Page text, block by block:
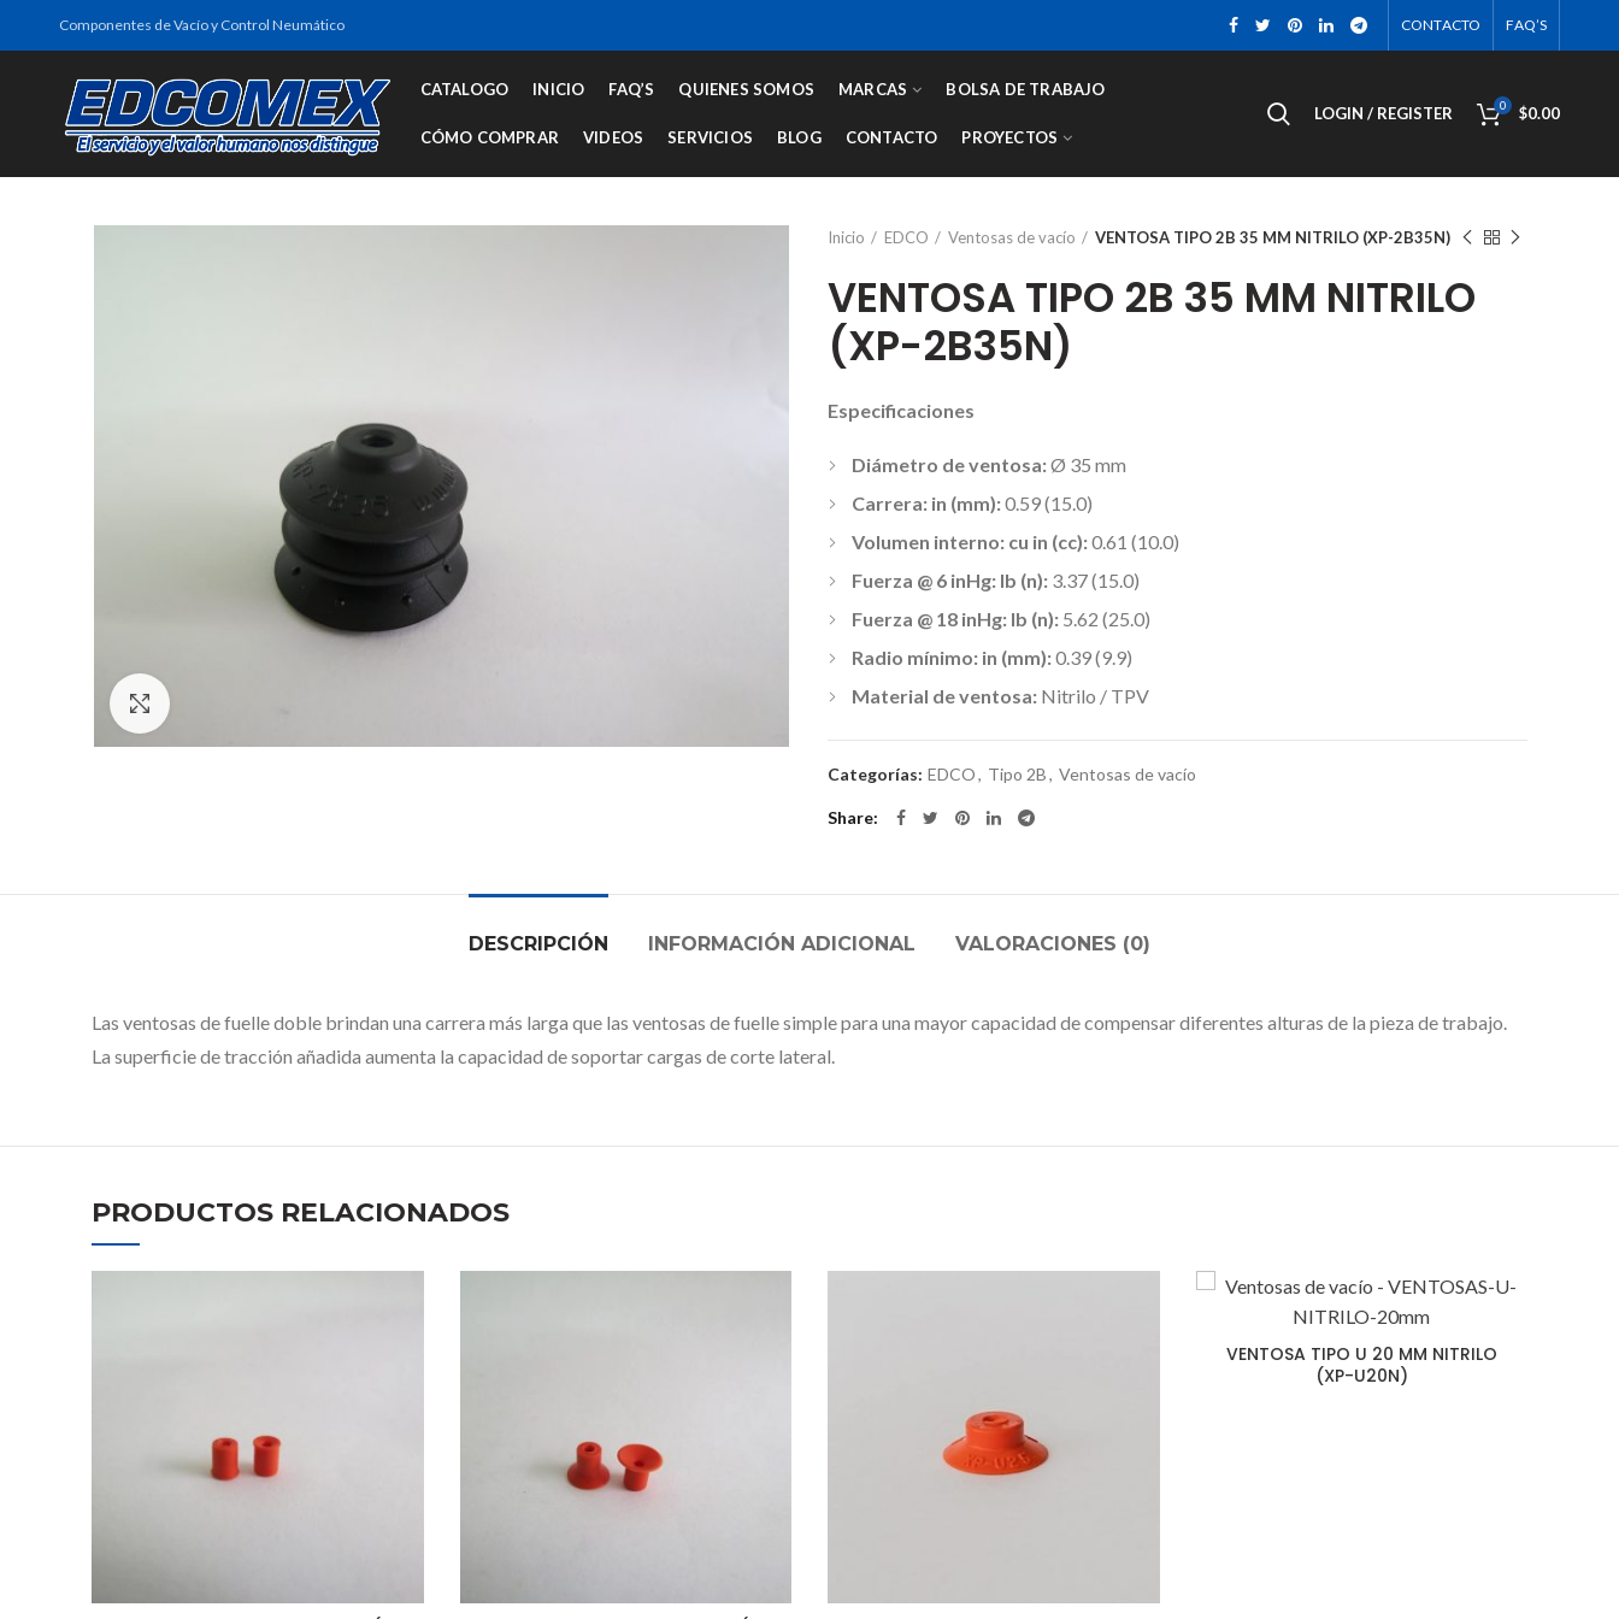
Componentes de Vacío y Control Neumático CONTACTO FAQ’S
CATALOGO INICIO FAQ’S QUIENES SOMOS MARCAS BOLSA DE TRABAJO
CÓMO COMPRAR VIDEOS SERVICIOS BLOG CONTACTO PROYECTOS
LOGIN / REGISTER 0 $0.00
Inicio EDCO Ventosas de vacío VENTOSA TIPO 2B 35 MM NITRILO (XP-2B35N)
VENTOSA TIPO 2B 35 MM NITRILO
(XP-2B35N)
Especificaciones
Diámetro de ventosa:Ø 35 mm
Carrera: in (mm):0.59 (15.0)
Volumen interno: cu in (cc):0.61 (10.0)
Fuerza @ 6 inHg: lb (n): 3.37 (15.0)
Fuerza @ 18 inHg: lb (n): 5.62 (25.0)
Radio mínimo: in (mm):0.39 (9.9)
Material de ventosa: Nitrilo / TPV
Categorías: EDCO, Tipo 2B, Ventosas de vacío
Share
DESCRIPCIÓN INFORMACIÓN ADICIONAL VALORACIONES (0)
Las ventosas de fuelle doble brindan una carrera más larga que las ventosas de fuelle simple para una mayor capacidad de compensar diferentes alturas de la pieza de trabajo.
La superficie de tracción añadida aumenta la capacidad de soportar cargas de corte lateral.
PRODUCTOS RELACIONADOS
VENTOSA TIPO U 20 MM NITRILO
(XP-U20N)